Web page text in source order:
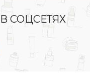
СОЦСЕТЯХ